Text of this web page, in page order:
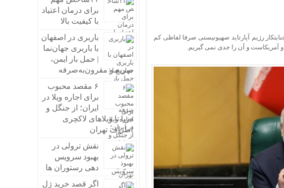
شهری در بن‌بست ماندند/انحراف از طرح جامع ۱۳۸۶ به کشور آسیب زد
رژیم آپارتاید صهیونیستی صرفا لفاظی کم
و آمریکاست و آن را جدی نمی گیریم.
برای درمان اعتیاد
با کیفیت بالا
باربری در اصفهان
با باربری جهان‌نما
| حمل بار ایمن،
سریع و مقرون‌به‌صرفه
۶ مقصد محبوب
برای اجاره ویلا در
ایران؛ از جنگل و
دریا تا ویلاهای لاکچری
اطراف تهران
نقش ترولی در
بهبود سرویس
دهی رستوران ها
اگر قصد خرید ژل